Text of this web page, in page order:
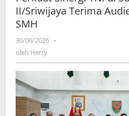
II/Sriwijaya Terima
SMH
30/06/2026 oleh
-
oleh Herry